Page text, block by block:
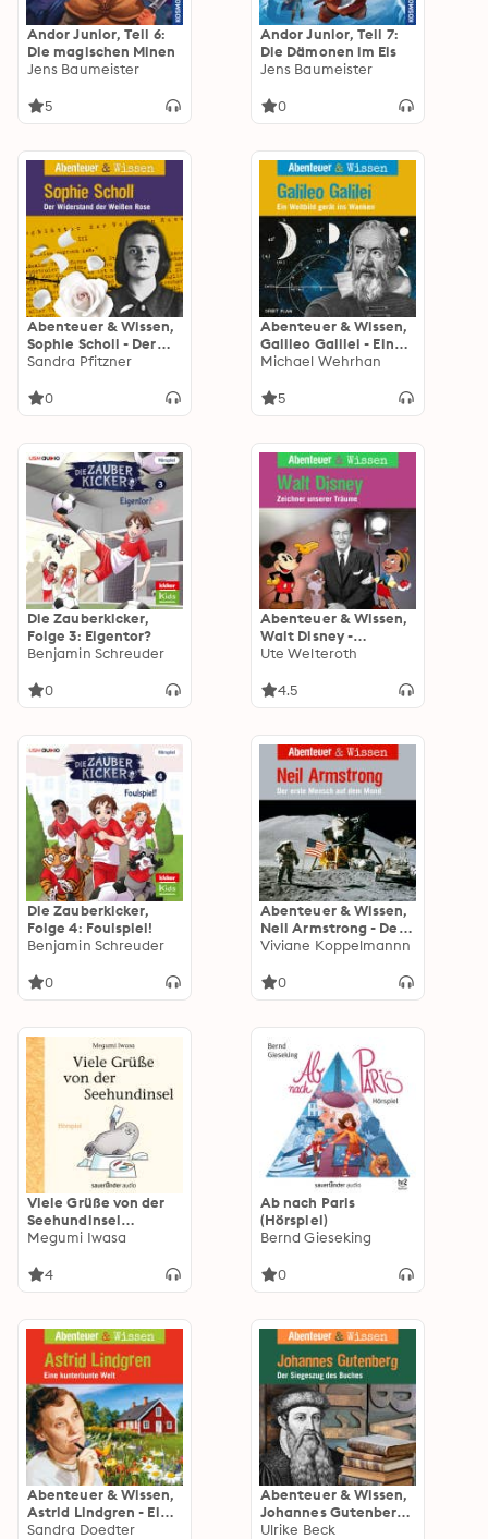
Andor Junior, Teil 6:
Die magischen Minen
Jens Baumeister
5
Andor Junior, Teil 7:
Die Dämonen im Eis
Jens Baumeister
0
Abenteuer & Wissen,
Sophie Scholl - Der
Widerstand der
Sandra Pfitzner
0
Abenteuer & Wissen,
Galileo Galilei - Ein
Weltbild gerät ins
Michael Wehrhan
5
Die Zauberkicker,
Folge 3: Eigentor?
Benjamin Schreuder
0
Abenteuer & Wissen,
Walt Disney -
Zeichner unserer
Ute Welteroth
4.5
Die Zauberkicker,
Folge 4: Foulspiel!
Benjamin Schreuder
0
Abenteuer & Wissen,
Neil Armstrong - Der
Erste Mensch auf dem
Viviane Koppelmannn
0
Viele Grüße von der
Seehundinsel
(Hörspiel)
Megumi Iwasa
4
Ab nach Paris
(Hörspiel)
Bernd Gieseking
0
Abenteuer & Wissen,
Astrid Lindgren - Eine
kunterbunte Welt
Sandra Doedter
Abenteuer & Wissen,
Johannes Gutenberg -
Der Siegeszug des
Ulrike Beck